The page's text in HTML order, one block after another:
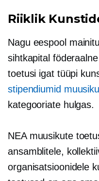
Riiklik
Nagu eespool
sihtkapital
toetusi igat tüüpi
stipendiumid
kategooriate hulgas.
NEA muusikute
ansamblitele,
organisatsioonidele